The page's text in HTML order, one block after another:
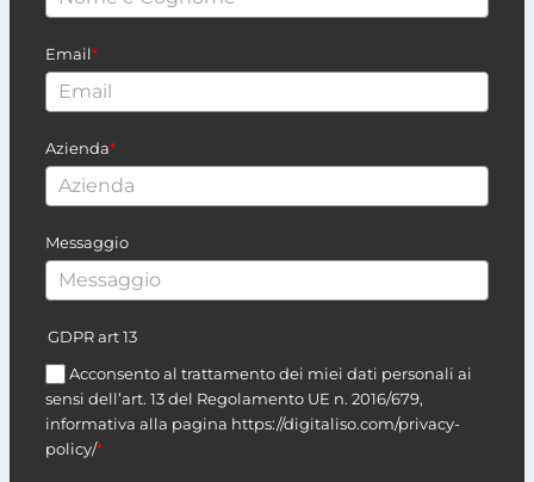
Email*
Azienda*
Messaggio
GDPR art 13
Acconsento al trattamento dei miei dati personali ai
sensi dell’art. 13 del Regolamento UE n. 2016/679,
informativa alla pagina https://digitaliso.com/privacy-
policy/*